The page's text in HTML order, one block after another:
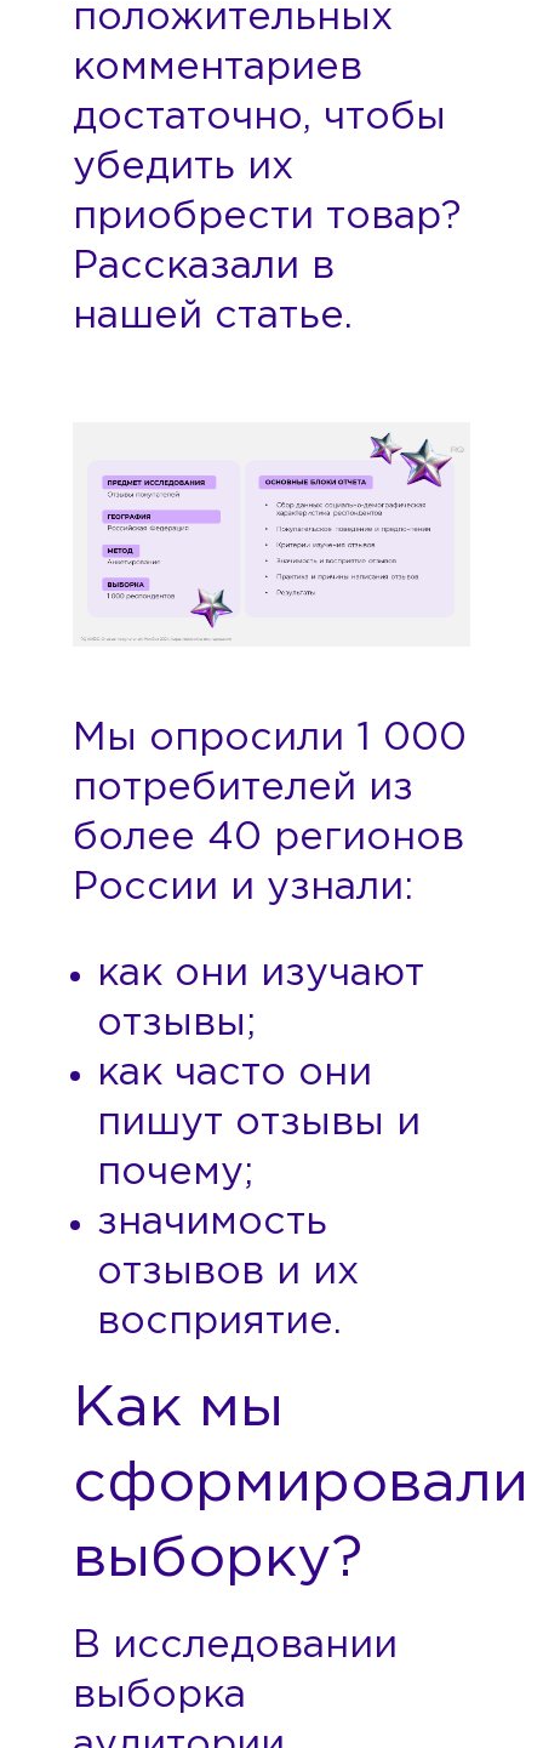
положительных
комментариев
достаточно, чтобы
убедить их
приобрести товар?
Рассказали в
нашей статье.
Мы опросили 1 000
потребителей из
более 40 регионов
России и узнали:
как они изучают
отзывы;
как часто они
пишут отзывы и
почему;
значимость
отзывов и их
восприятие.
Как мы
сформировали
выборку?
В исследовании
выборка